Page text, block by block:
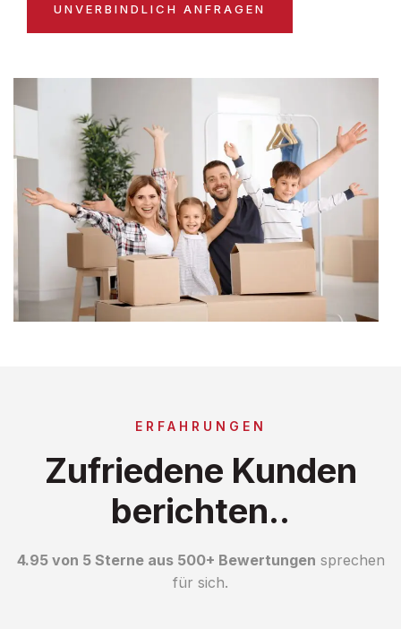
UNVERBINDLICH ANFRAGEN
ERFAHRUNGEN
Zufriedene Kunden
berichten..
4.95 von 5 Sterne aus 500+ Bewertungen sprechen
für sich.